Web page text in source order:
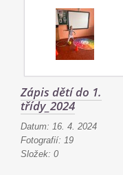
Zápis dětí do 1.
třídy_2024
Datum: 16. 4. 2024
Fotografií: 19
Složek: 0